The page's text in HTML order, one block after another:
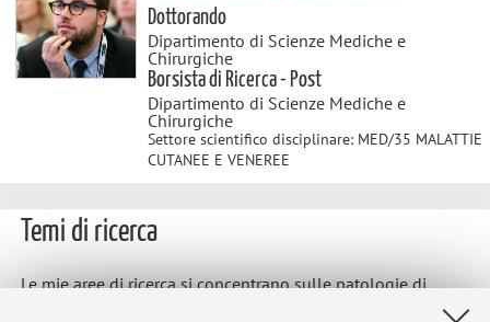
Dottorando
Dipartimento di Scienze Mediche e
Chirurgiche
Borsista di Ricerca - Post
Dipartimento di Scienze Mediche e
Chirurgiche
Settore scientifico disciplinare: MED/35 MALATTIE
CUTANEE E VENEREE
Temi di ricerca
Le mie aree di ricerca si concentrano sulle patologie di
unghie e capelli, con particolare attenzione alle tecniche